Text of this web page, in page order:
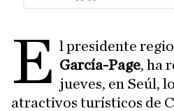
E l presidente
García-Page, ha
jueves, en Seúl,
atractivos turísticos de